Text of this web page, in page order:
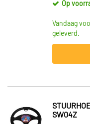
Op
Vandaag
geleverd.
SW04Z